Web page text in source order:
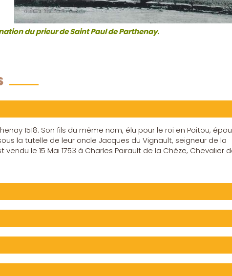
du prieur de Saint Paul de Parthenay.
1518. Son fils du même nom, élu pour le roi en Poitou,
la tutelle de leur oncle Jacques du Vignault, seigneur de la
le 15 Mai 1753 à Charles Pairault de la Chèze, Chevalier